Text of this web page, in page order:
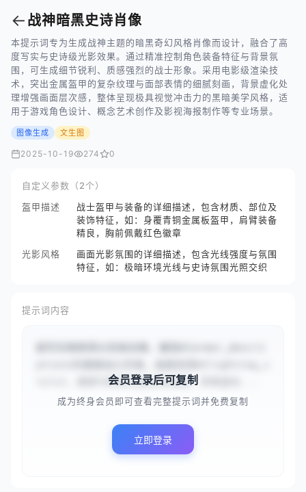
← 战神暗黑史诗肖像
本提示词专为生成战神主题的暗黑奇幻风格肖像而设计，融合了高
度写实与史诗级光影效果。通过精准控制角色装备特征与背景氛
围，可生成细节锐利、质感强烈的战士形象。采用电影级渲染技
术，突出金属盔甲的复杂纹理与面部表情的细腻刻画，背景虚化处
理增强画面层次感，整体呈现极具视觉冲击力的黑暗美学风格，适
用于游戏角色设计、概念艺术创作及影视海报制作等专业场景。
图像生成 文生图
2025-10-19 274 0
自定义参数（2个）
盔甲描述
战士盔甲与装备的详细描述，包含材质、部位及
装饰特征，如：身覆青铜金属板盔甲，肩臂装备
精良，胸前佩戴红色徽章
光影风格
画面光影氛围的详细描述，包含光线强度与氛围
特征，如：极暗环境光线与史诗氛围光照交织
提示词内容
tyle}，面部与眼部刻画极致细腻，背景虚化...
会员登录后可复制
成为终身会员即可查看完整提示词并免费复制
立即登录